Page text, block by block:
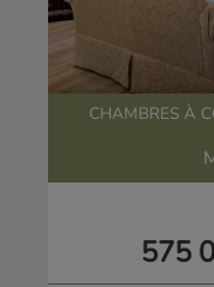
CHAMBRES À
575